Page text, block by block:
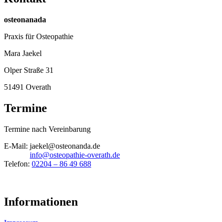
osteonanada
Praxis für Osteopathie
Mara Jaekel
Olper Straße 31
51491 Overath
Termine
Termine nach Vereinbarung
E-Mail: jaekel@osteonanda.de
info@osteopathie-overath.de
Telefon: 02204 – 86 49 688
Informationen